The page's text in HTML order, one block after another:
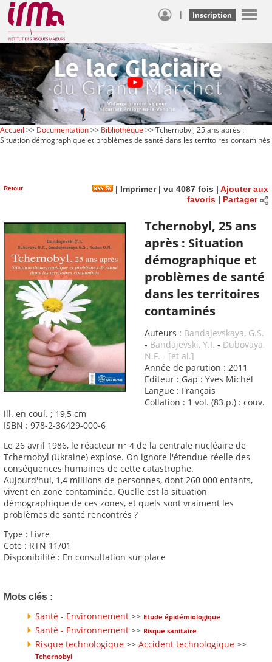
| Inscription
Accueil >> Documentation>> Bibliothèque >> Tchernobyl, 25 ans après :
Situation démographique et problèmes de santé dans les territoires contaminés
Retour | Imprimer| vu 4087 fois | Ajouter aux
favoris| Partager
Tchernobyl, 25 ans
après : Situation
démographique et
problèmes de santé
dans les territoires
contaminés
Auteurs : Bandajevskaya, G.S.
- Bandajevski, Y.I. - Dubovaya,
N.F. - [et al.]
Année de parution : 2011
Editeur : Gap : Yves Michel
Langue : Français
Collation : 1 vol. (83 p.) : couv.
ill. en coul. ; 19,5 cm
ISBN : 978-2-36429-000-6
Le 26 avril 1986, le réacteur n° 4 de la centrale nucléaire de
Tchernobyl (Ukraine) explose. On ignore l'étendue réelle des
conséquences humaines de cette catastrophe.
Aujourd'hui, 1,4 millions de personnes, dont 260 000 enfants,
vivent en zone contaminée. Quelle est la situation
démographique de ces zones, et quels sont vraiment les
problèmes de santé rencontrés ?
Type : Livre
Cote : RTN 11/01
Disponibilité : En consultation sur place
Mots clés :
Santé - Environnement >> Etude épidémiologique
Santé - Environnement >> Risque sanitaire
Risque technologique >> Accident technologique >>
Tchernobyl